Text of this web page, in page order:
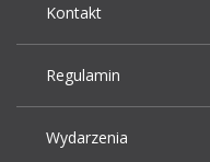
Kontakt
Regulamin
Wydarzenia